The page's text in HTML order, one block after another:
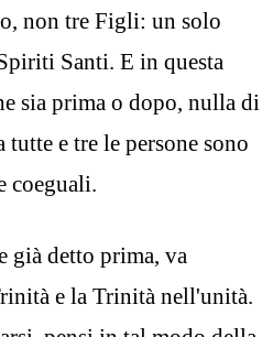
non tre Figli: un solo
Santi. E in questa
sia prima o dopo, nulla di
e tre le persone sono
coeguali.
già detto prima, va
e la Trinità nell'unità.